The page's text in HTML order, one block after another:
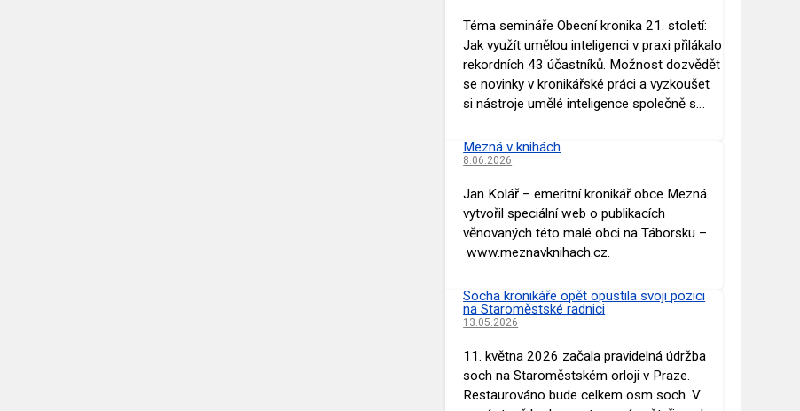
Téma semináře Obecní kronika 21. století:
Jak využít umělou inteligenci v praxi přilákalo
rekordních 43 účastníků. Možnost dozvědět
se novinky v kronikářské práci a vyzkoušet
si nástroje umělé inteligence společně s…
Mezná v knihách
8.06.2026
Jan Kolář – emeritní kronikář obce Mezná
vytvořil speciální web o publikacích
věnovaných této malé obci na Táborsku –
www.meznavknihach.cz.
Socha kronikáře opět opustila svoji pozici
na Staroměstské radnici
13.05.2026
11. května 2026 začala pravidelná údržba
soch na Staroměstském orloji v Praze.
Restaurováno bude celkem osm soch. V